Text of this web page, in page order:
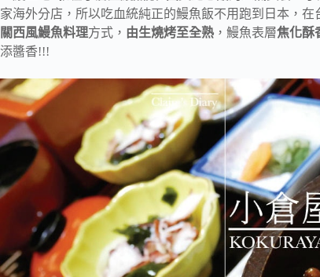
家海外分店，所以吃血統純正的鰻魚飯不用跑到日本，在
關西風鰻魚料理方式， 由生燒烤至全熟 ，鰻魚表層焦化酥
添醬香!!!